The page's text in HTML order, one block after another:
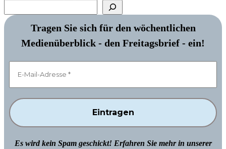
Tragen Sie sich für den wöchentlichen
Medienüberblick - den Freitagsbrief - ein!
Es wird kein Spam geschickt! Erfahren Sie mehr in unserer